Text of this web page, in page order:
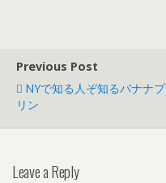
Previous Post
NYで知る人ぞ知るバナナプ
リン
Leave a Reply